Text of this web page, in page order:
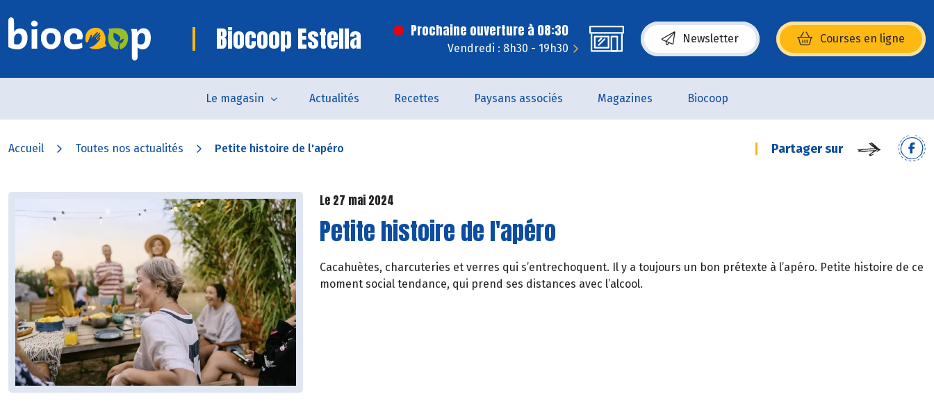
Biocoop Estella Prochaine ouverture à 08:30
Vendredi : 8h30 - 19h30
Newsletter Courses en ligne
(s’ouvre dans une nouvelle fenêtre)
Le magasin Actualités Recettes Paysans associés Magazines Biocoop
Accueil Toutes nos actualités Petite histoire de l'apéro Partager sur
Le 27 mai 2024
Petite histoire de l'apéro
Cacahuètes, charcuteries et verres qui s’entrechoquent. Il y a toujours un bon prétexte à l’apéro. Petite histoire de ce
moment social tendance, qui prend ses distances avec l’alcool.